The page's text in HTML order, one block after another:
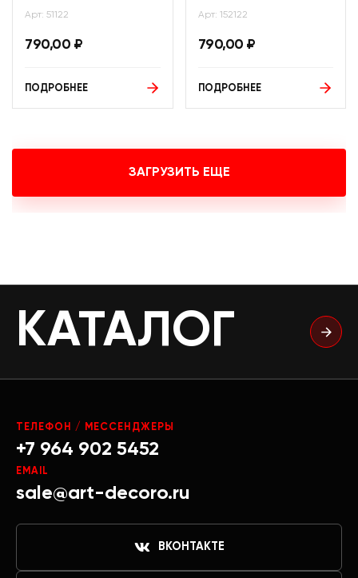
Арт: 51122
790,00 ₽
ПОДРОБНЕЕ
Арт: 152122
790,00 ₽
ПОДРОБНЕЕ
ЗАГРУЗИТЬ ЕЩЕ
КАТАЛОГ
ТЕЛЕФОН / МЕССЕНДЖЕРЫ
+7 964 902 5452
EMAIL
sale@art-decoro.ru
ВКОНТАКТЕ